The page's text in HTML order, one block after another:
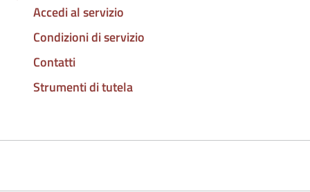
Accedi al servizio
Condizioni di servizio
Contatti
Strumenti di tutela